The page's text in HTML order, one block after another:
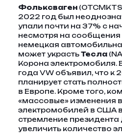
Фольксваген
2022 год был
упали почти на 37% с
несмотря на сообщения
немецкая
может украстьТесла
Корона электромобиля.
года VW объявил, что к
планирует стать
в Европе. Кроме того,
«массовые» изменения
электромобилей в США в
стремление
увеличить количество